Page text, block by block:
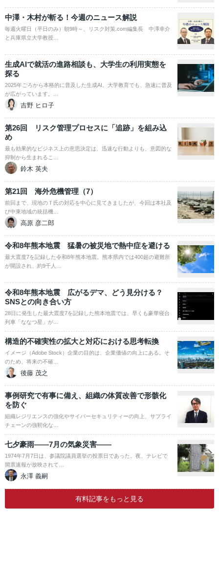
中澤・木村が斬る！今週のニュース解説
毎週火曜日（平日のみ）朝9時～、リスク対策.com編集長 中澤幸介
と兵庫県立大学教授…
生成AIで就活の進路相談も、大学生の利用実態を
探る
2025年ごろから本格的に普及した生成AI。大学教育でも、急速に普及
が広がっています。…
吉野 ヒロ子
第26回 リスク管理プロセスに「追跡」を組み込
め
最も効果的なビジネス上の意思決定は、迅速な行動よりも、意図的な
抑制から生まれるこ…
鈴木 英夫
第21回 海外危機管理（7）
前回まで、現地のＴ氏の対応を中心に見てきましたが、今回は本社及
び中東地域の統括機…
高原 彦二郎
令和8年熊本地震 猛暑の被災地で熱中症を避ける
最大震度7を記録した令和8年熊本地震。熊本県内では400超の避難所
が開設され、約9千人…
令和8年熊本地震 広がるデマ、どう見分ける？
SNSとの向き合い方
28日に発生した最大震度7を記録した熊本地震では、早くも豪華寝台
列車「ななつ星」が…
構造的不確実性の拡大と対応における思考転換
イメージ（Adobe Stock）企業の目的は、企業価値の向上にある。そ
のため、将来の不確…
後藤 茂之
事例研究で有事に備え、組織の体質改善で形骸化
を防ぐ
組織レジリエンスの強化やサイバーセキュリティーの向上、サプライ
チェーンの強靭化な…
七夕豪雨――7月の気象災害――
1974年7月7日は、参議院議員選挙の投票日であった。夜、テレビで
開票速報が放映されて…
永澤 義嗣
有料記事をもっと見る